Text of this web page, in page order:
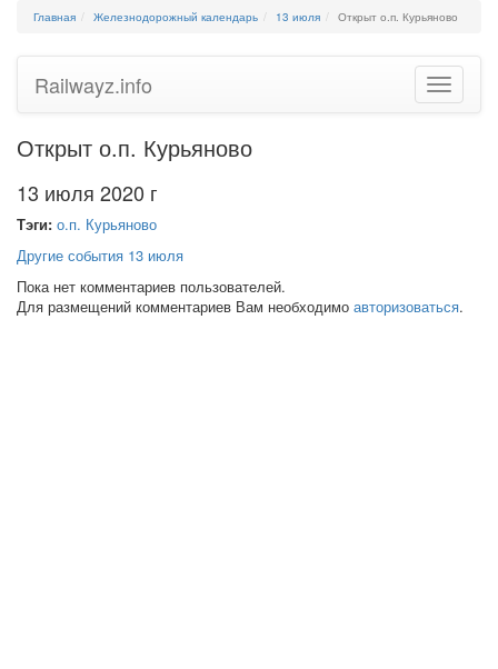
Главная Железнодорожный календарь 13 июля Открыт о.п. Курьяново
Toggle
Railwayz.info
Открыт о.п. Курьяново
13 июля 2020 г
Тэги: о.п. Курьяново
Другие события 13 июля
Пока нет комментариев пользователей.
Для размещений комментариев Вам необходимо авторизоваться.